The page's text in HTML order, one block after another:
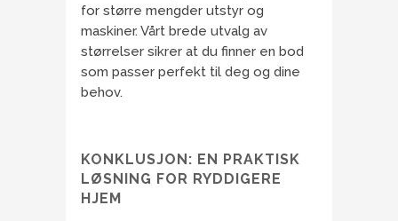
for større mengder utstyr og
maskiner. Vårt brede utvalg av
størrelser sikrer at du finner en bod
som passer perfekt til deg og dine
behov.
KONKLUSJON: EN PRAKTISK
LØSNING FOR RYDDIGERE
HJEM